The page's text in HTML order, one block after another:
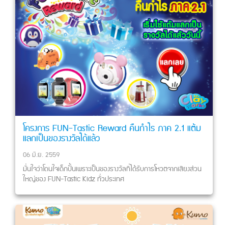
โครงการ FUN-Tastic Reward คืนกำไร ภาค 2.1 แต้ม
แลกเป็นของรางวัลได้แล้ว
06 มิ.ย. 2559
มั่นใจว่าโดนใจเด็กปั้นเพราะเป็นของรางวัลที่ได้รับการโหวตจากเสียงส่วน
ใหญ่ของ FUN-Tastic Kidz ทั่วประเทศ